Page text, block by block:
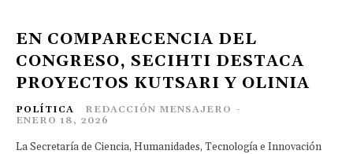
EN COMPARECENCIA DEL
CONGRESO, SECIHTI DESTACA
PROYECTOS KUTSARI Y OLINIA
POLÍTICA REDACCIÓN MENSAJERO -
ENERO 18, 2026
La Secretaría de Ciencia, Humanidades, Tecnología e Innovación